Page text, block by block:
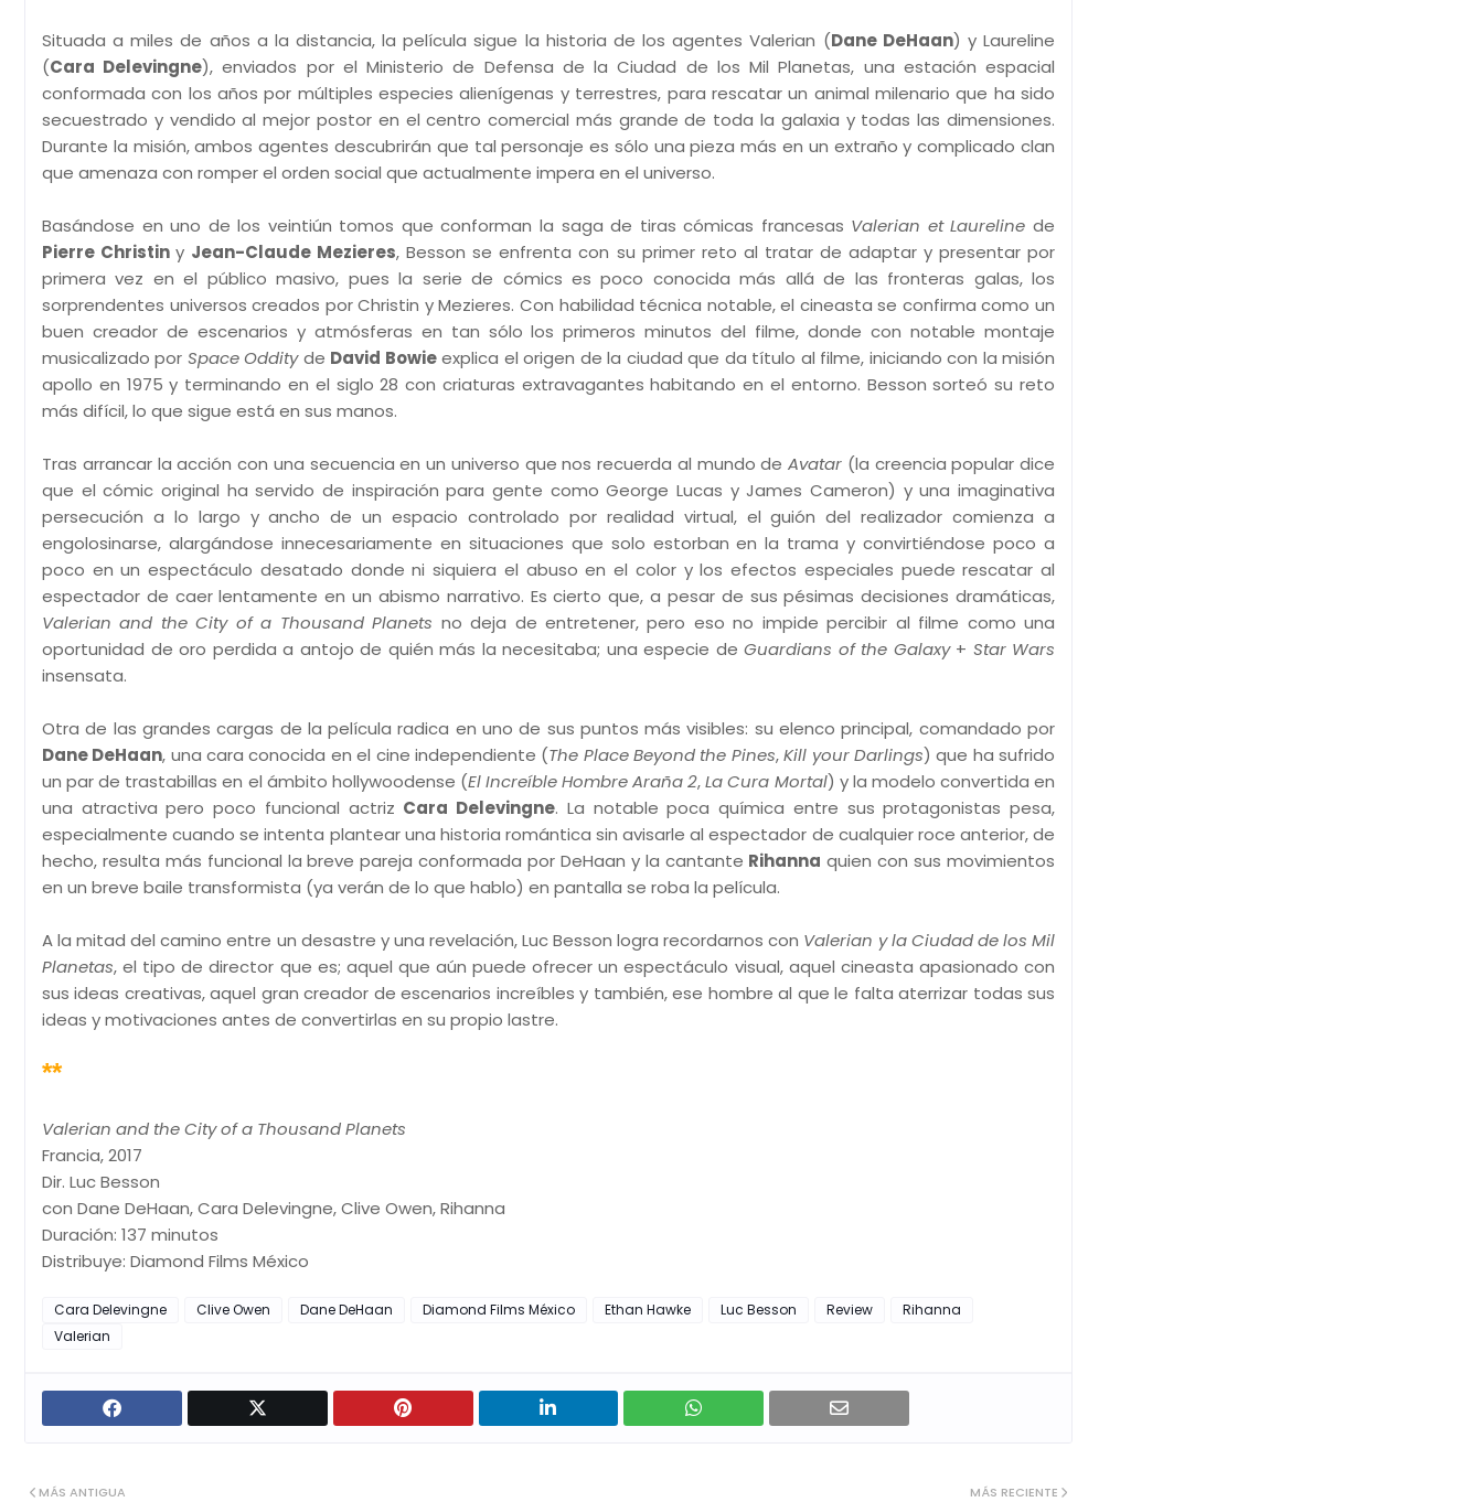
Situada a miles de años a la distancia, la película sigue la historia de los agentes Valerian (Dane DeHaan) y Laureline
(Cara Delevingne), enviados por el Ministerio de Defensa de la Ciudad de los Mil Planetas, una estación espacial
conformada con los años por múltiples especies alienígenas y terrestres, para rescatar un animal milenario que ha sido
secuestrado y vendido al mejor postor en el centro comercial más grande de toda la galaxia y todas las dimensiones.
Durante la misión, ambos agentes descubrirán que tal personaje es sólo una pieza más en un extraño y complicado clan
que amenaza con romper el orden social que actualmente impera en el universo.
Basándose en uno de los veintiún tomos que conforman la saga de tiras cómicas francesas Valerian et Laurelinede
Pierre Christiny Jean-Claude Mezieres, Besson se enfrenta con su primer reto al tratar de adaptar y presentar por
primera vez en el público masivo, pues la serie de cómics es poco conocida más allá de las fronteras galas, los
sorprendentes universos creados por Christin y Mezieres. Con habilidad técnica notable, el cineasta se confirma como un
buen creador de escenarios y atmósferas en tan sólo los primeros minutos del filme, donde con notable montaje
musicalizado por Space Oddityde David Bowieexplica el origen de la ciudad que da título al filme, iniciando con la misión
apollo en 1975 y terminando en el siglo 28 con criaturas extravagantes habitando en el entorno. Besson sorteó su reto
más difícil, lo que sigue está en sus manos.
Tras arrancar la acción con una secuencia en un universo que nos recuerda al mundo de Avatar (la creencia popular dice
que el cómic original ha servido de inspiración para gente como George Lucas y James Cameron) y una imaginativa
persecución a lo largo y ancho de un espacio controlado por realidad virtual, el guión del realizador comienza a
engolosinarse, alargándose innecesariamente en situaciones que solo estorban en la trama y convirtiéndose poco a
poco en un espectáculo desatado donde ni siquiera el abuso en el color y los efectos especiales puede rescatar al
espectador de caer lentamente en un abismo narrativo. Es cierto que, a pesar de sus pésimas decisiones dramáticas,
Valerian and the City of a Thousand Planets no deja de entretener, pero eso no impide percibir al filme como una
oportunidad de oro perdida a antojo de quién más la necesitaba; una especie de Guardians of the Galaxy+ Star Wars
insensata.
Otra de las grandes cargas de la película radica en uno de sus puntos más visibles: su elenco principal, comandado por
Dane DeHaan, una cara conocida en el cine independiente (The Place Beyond the Pines,Kill your Darlings) que ha sufrido
un par de trastabillas en el ámbito hollywoodense (El Increíble Hombre Araña 2,La Cura Mortal) y la modelo convertida en
una atractiva pero poco funcional actriz Cara Delevingne. La notable poca química entre sus protagonistas pesa,
especialmente cuando se intenta plantear una historia romántica sin avisarle al espectador de cualquier roce anterior, de
hecho, resulta más funcional la breve pareja conformada por DeHaan y la cantante Rihanna quien con sus movimientos
en un breve baile transformista (ya verán de lo que hablo) en pantalla se roba la película.
A la mitad del camino entre un desastre y una revelación, Luc Besson logra recordarnos con Valerian y la Ciudad de los Mil
Planetas, el tipo de director que es; aquel que aún puede ofrecer un espectáculo visual, aquel cineasta apasionado con
sus ideas creativas, aquel gran creador de escenarios increíbles y también, ese hombre al que le falta aterrizar todas sus
ideas y motivaciones antes de convertirlas en su propio lastre.
**
Valerian and the City of a Thousand Planets
Francia, 2017
Dir. Luc Besson
con Dane DeHaan, Cara Delevingne, Clive Owen, Rihanna
Duración: 137 minutos
Distribuye: Diamond Films México
Cara Delevingne Clive Owen Dane DeHaan Diamond Films México Ethan Hawke Luc Besson Review
Rihanna
Valerian
MÁS RECIENTE
MÁS ANTIGUA